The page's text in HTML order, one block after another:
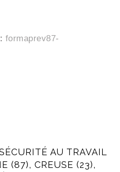
formaprev87-
AU TRAVAIL
(87), CREUSE (23),